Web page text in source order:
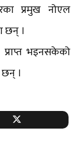
प्रमुख नोएल
छन् ।
भइनसकेको
।